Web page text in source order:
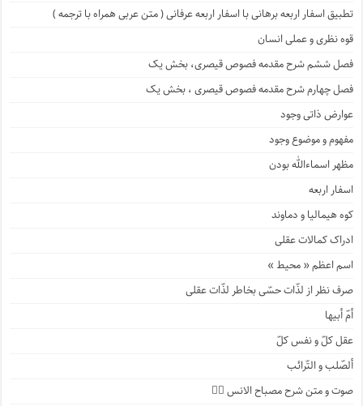
تطبیق اسفار اربعه برهانی با اسفار اربعه عرفانی ( متن عربی همراه با ترجمه )
قوه نظری و عملی انسان
فصل ششم شرح مقدمه فصوص قیصری، بخش یک
فصل چهارم شرح مقدمه فصوص قیصری ، بخش یک
عوارض ذاتی وجود
مفهوم و موضوع وجود
مظهر اسماءالله بودن
اسفار اربعه
کوه هیمالیا و دماوند
ادراک کمالات عقلی
اسم اعظم « محیط »
صرف نظر از لذّات حسّی بخاطر لذّات عقلی
أمّ أبیها
عقل کلّ و نفس کلّ
ألصّلب و التّرائب
صوت و متن شرح مصباح الانس ۹️⃣